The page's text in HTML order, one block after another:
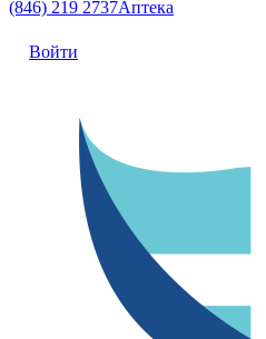
(846) 219 2737Аптека
Войти